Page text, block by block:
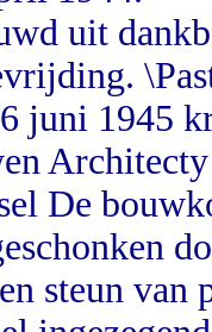
uit
juni 1945
De
steun van